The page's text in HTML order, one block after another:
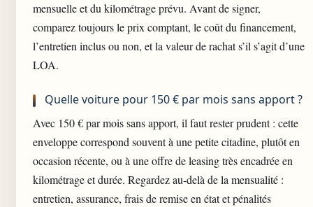
mensuelle et du kilométrage prévu. Avant de signer,
comparez toujours le prix comptant, le coût du financement,
l’entretien inclus ou non, et la valeur de rachat s’il s’agit d’une
LOA.
Quelle voiture pour 150 € par mois sans apport ?
Avec 150 € par mois sans apport, il faut rester prudent : cette
enveloppe correspond souvent à une petite citadine, plutôt en
occasion récente, ou à une offre de leasing très encadrée en
kilométrage et durée. Regardez au-delà de la mensualité :
entretien, assurance, frais de remise en état et pénalités